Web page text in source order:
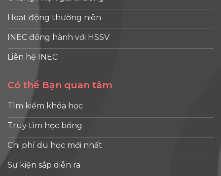
Hoạt động thường niên
INEC đồng hành với HSSV
Liên hệ INEC
Có thể Bạn quan tâm
Tìm kiếm khóa học
Truy tìm học bổng
Chi phí du học mới nhất
Sự kiện sắp diễn ra